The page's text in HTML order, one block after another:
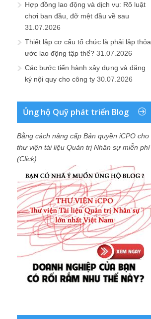
Hợp đồng lao động và dịch vụ: Rõ luật
chơi ban đầu, đỡ mệt đầu về sau
31.07.2026
Thiết lập cơ cấu tổ chức là phải lập thỏa
ước lao động tập thể? 31.07.2026
Các bước tiến hành xây dựng và đăng
ký nội quy cho công ty 30.07.2026
Ủng hộ Quỹ phát triển Blog
Bằng cách nâng cấp Bản quyền iCPO cho
thư viện tài liệu Quản trị Nhân sự miễn phí
(Click)